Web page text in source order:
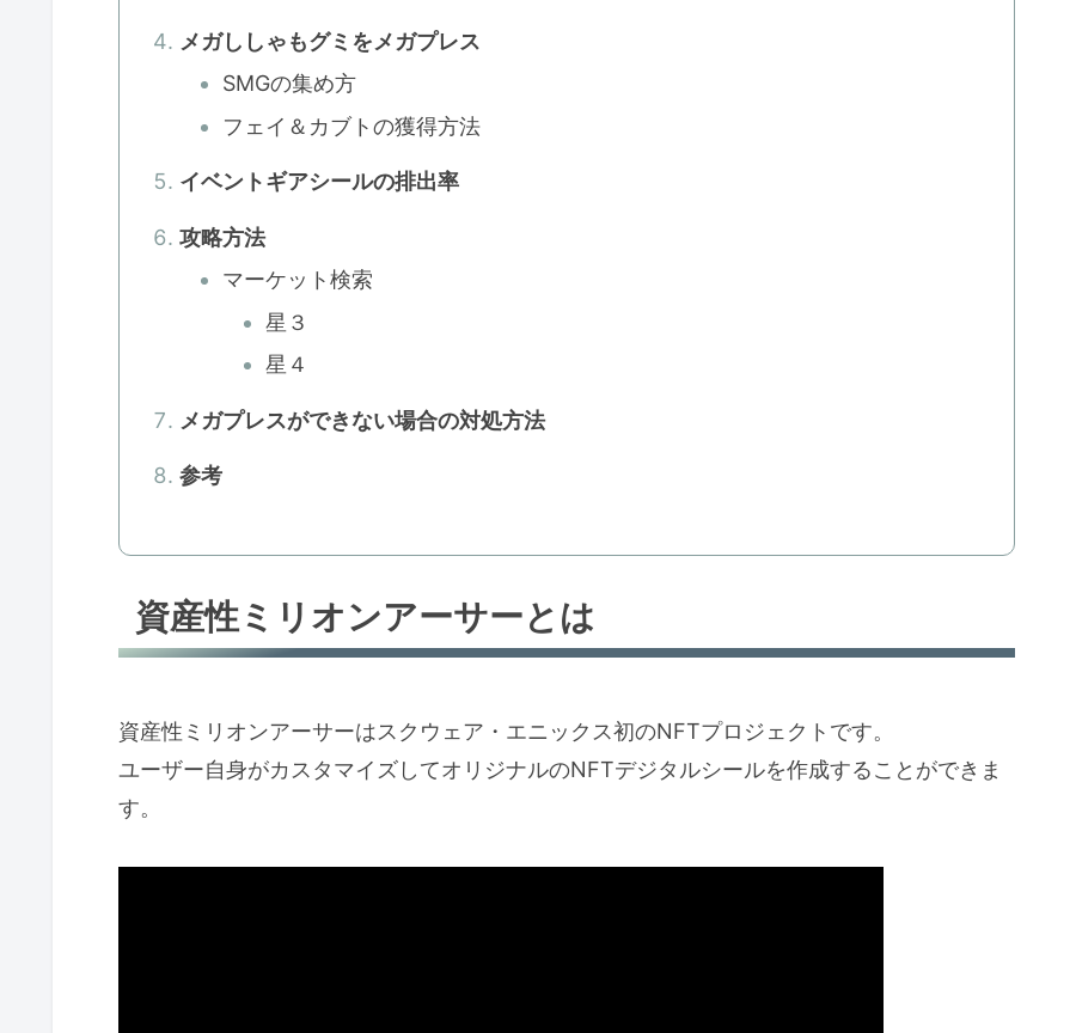
メガししゃもグミをメガプレス
SMGの集め方
フェイ＆カブトの獲得方法
イベントギアシールの排出率
攻略方法
マーケット検索
星３
星４
メガプレスができない場合の対処方法
参考
資産性ミリオンアーサーとは
資産性ミリオンアーサーはスクウェア・エニックス初のNFTプロジェクトです。
ユーザー自身がカスタマイズしてオリジナルのNFTデジタルシールを作成することができま
す。